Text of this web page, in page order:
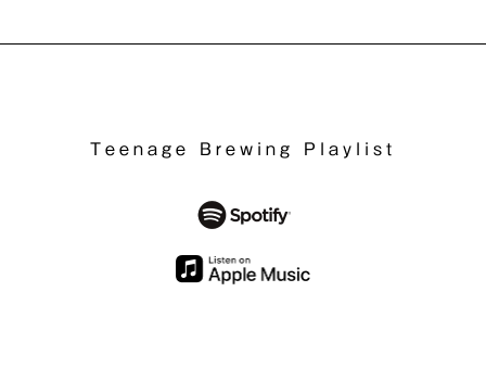
Teenage Brewing Playlist